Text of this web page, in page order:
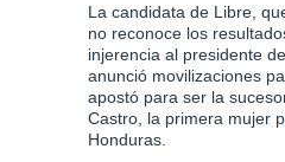
La candidata de Libre,
no reconoce los
injerencia al presidente
anunció movilizaciones
apostó para ser la
Castro, la primera mujer
Honduras.